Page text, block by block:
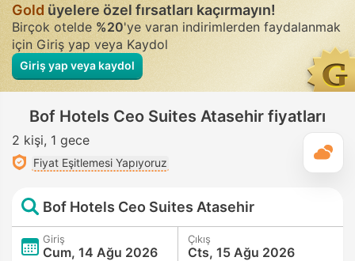
Goldüyelere özel fırsatları kaçırmayın!
Birçok otelde%20'ye varan indirimlerden faydalanmak
için Giriş yap veya Kaydol
Giriş yap veya kaydol
Bof Hotels Ceo Suites Atasehir fiyatları
2 kişi 1 gece
Fiyat Eşitlemesi Yapıyoruz
Bof Hotels Ceo Suites Atasehir
Giriş
Cum, 14 Ağu 2026
Çıkış
Cts, 15 Ağu 2026